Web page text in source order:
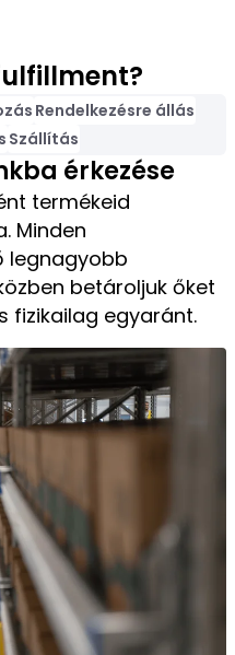
Rendelkezésre állás
Szállítás
érkezése
termékeid
Minden
legnagyobb
betároljuk őket
fizikailag egyaránt.